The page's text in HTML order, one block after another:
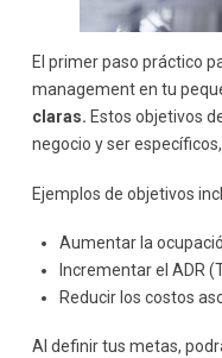
El primer paso práctico
management en tu
claras. Estos objetivos
negocio y ser
Ejemplos de objetivos
Aumentar la
Incrementar el ADR
Reducir los costos
Al definir tus metas,